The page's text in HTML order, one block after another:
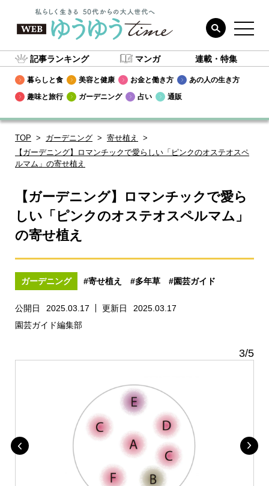
記事ランキング マンガ 連載・特集
暮らしと食 美容と健康 お金と働き方
あの人の生き方
趣味と旅行
ガーデニング 占い 通販
TOP ガーデニング
寄せ植え
【ガーデニング】ロマンチックで愛らしい「ピンクのオステオスペ
ルマム」の寄せ植え
【ガーデニング】ロマンチックで愛ら
しい「ピンクのオステオスペルマム」
の寄せ植え
ガーデニング #寄せ植え #多年草 #園芸ガイド
公開日 2025.03.17 更新日
2025.03.17
園芸ガイド編集部
3/5